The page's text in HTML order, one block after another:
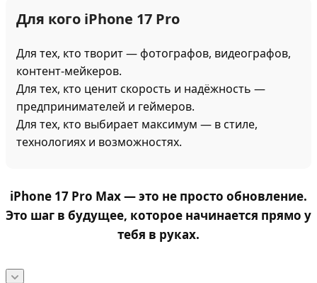
Для кого iPhone 17 Pro
Для тех, кто творит — фотографов, видеографов,
контент-мейкеров.
Для тех, кто ценит скорость и надёжность —
предпринимателей и геймеров.
Для тех, кто выбирает максимум — в стиле,
технологиях и возможностях.
iPhone 17 Pro Max— это не просто обновление.
Это шаг в будущее, которое начинается прямо у
тебя в руках.